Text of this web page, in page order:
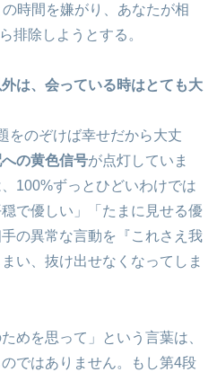
時間を嫌がり、あなたが相
排除しようとする。
は、会っている時はとても大
をのぞけば幸せだから大丈
の黄色信号が点灯していま
100%ずっとひどいわけでは
で優しい」「たまに見せる優
の異常な言動を『これさえ我
い、抜け出せなくなってしま
めを思って」という言葉は、
ではありません。もし第4段